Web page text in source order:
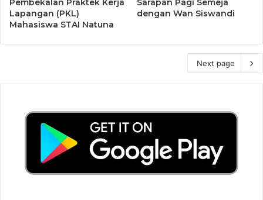
Pembekalan Praktek Kerja
Lapangan (PKL)
Mahasiswa STAI Natuna
Sarapan Pagi Semeja
dengan Wan Siswandi
Next page